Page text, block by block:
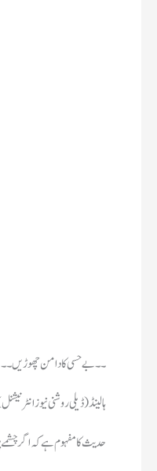
۔۔بےحسی کا دامن چھوڑیں۔۔
ہالینڈ(ڈیلی روشنی نیوز
حدیث کا مفہوم ہے کہ اگر چشمے